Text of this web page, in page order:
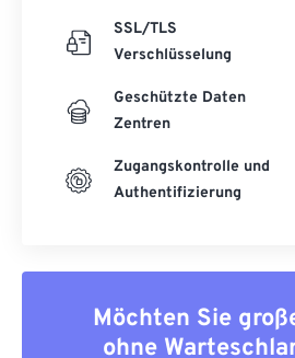
SSL/TLS
Verschlüsselung
Geschützte Daten
Zentren
Zugangskontrolle und
Authentifizierung
Möchten Sie
ohne